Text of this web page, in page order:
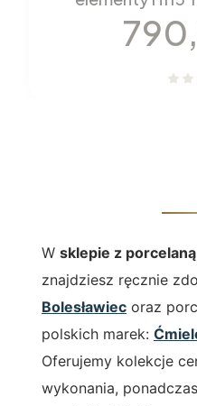
W sklepie z
znajdziesz ręcznie
Bolesławiec oraz
polskich marek:
Oferujemy kolekcje
wykonania,